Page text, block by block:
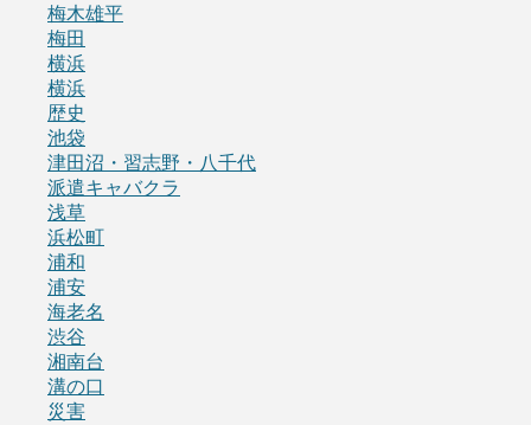
梅木雄平
梅田
横浜
横浜
歴史
池袋
津田沼・習志野・八千代
派遣キャバクラ
浅草
浜松町
浦和
浦安
海老名
渋谷
湘南台
溝の口
災害